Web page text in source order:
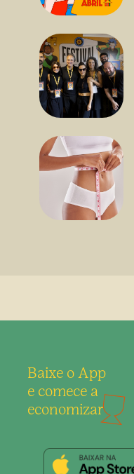
Baixe o App
e comece a
economizar